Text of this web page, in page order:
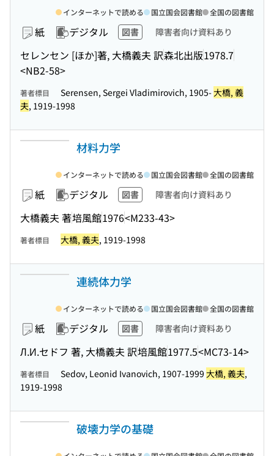
紙 デジタル 図書 障害者向け資料あり
セレンセン [ほか]著, 大橋義夫 訳森北出版1978.7
<NB2-58>
インターネットで読める 国立国会図書館 全国の図書館
著者標目 Serensen, Sergei Vladimirovich, 1905- 大橋, 義
夫, 1919-1998
材料力学
紙 デジタル 図書 障害者向け資料あり
大橋義夫 著培風館1976<M233-43>
インターネットで読める 国立国会図書館 全国の図書館
著者標目 大橋, 義夫, 1919-1998
連続体力学
紙 デジタル 図書 障害者向け資料あり
Л.И.セドフ 著, 大橋義夫 訳培風館1977.5<MC73-14>
インターネットで読める 国立国会図書館 全国の図書館
著者標目 Sedov, Leonid Ivanovich, 1907-1999 大橋, 義夫,
1919-1998
破壊力学の基礎